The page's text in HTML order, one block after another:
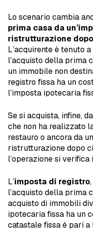
Lo scenario cambia
prima casa da
ristrutturazione
L’acquirente è tenuto
l’acquisto della prima
un immobile non
registro fissa ha un
l’imposta ipotecaria
Se si acquista, infine,
che non ha realizzato
restauro o ancora da
ristrutturazione dopo
l’operazione si verifica
L’imposta di registro
l’acquisto della prima
acquisto di immobili
ipotecaria fissa ha un
catastale fissa è pari a